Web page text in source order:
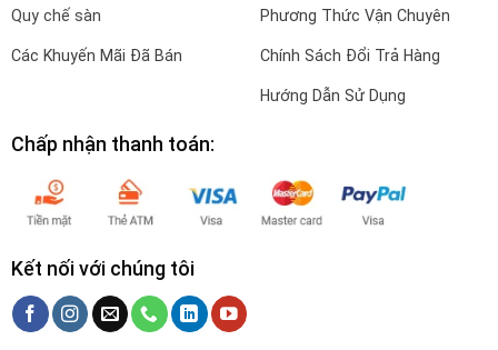
Quy chế sàn
Các Khuyến Mãi Đã Bán
Phương Thức Vận Chuyên
Chính Sách Đổi Trả Hàng
Hướng Dẫn Sử Dụng
Chấp nhận thanh toán:
Kết nối với chúng tôi